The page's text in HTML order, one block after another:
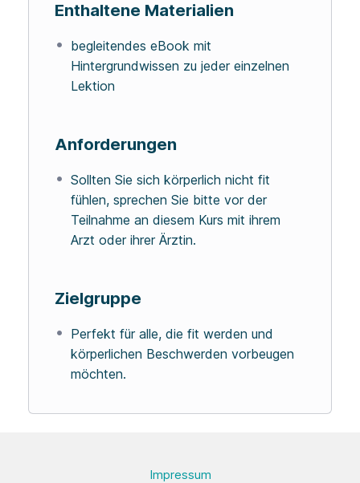
Enthaltene Materialien
begleitendes eBook mit
Hintergrundwissen zu jeder einzelnen
Lektion
Anforderungen
Sollten Sie sich körperlich nicht fit
fühlen, sprechen Sie bitte vor der
Teilnahme an diesem Kurs mit ihrem
Arzt oder ihrer Ärztin.
Zielgruppe
Perfekt für alle, die fit werden und
körperlichen Beschwerden vorbeugen
möchten.
Impressum